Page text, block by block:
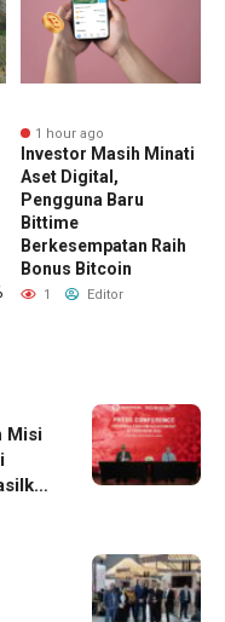
1 hour ago
Investor Masih Minati
Aset Digital,
Pengguna Baru
Bittime
Berkesempatan Raih
Bonus Bitcoin
1 Editor
Misi